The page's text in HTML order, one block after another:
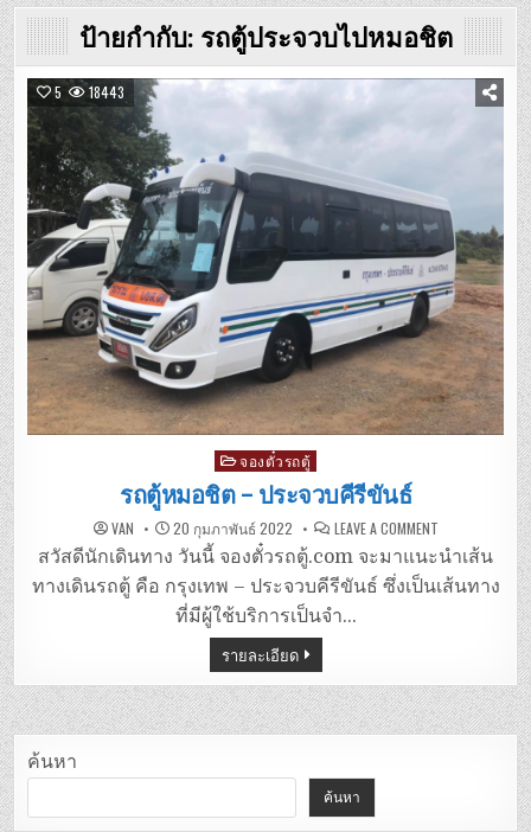
ป้ายกำกับ: รถตู้ประจวบไปหมอชิต
5 18443
Posted
in
จองตั๋วรถตู้
รถตู้หมอชิต – ประจวบคีรีขันธ์
VAN 20 กุมภาพันธ์ 2022 LEAVE A COMMENTON
ตู้
หมอชิต
–
ประจวบคีรีขันธ์
สวัสดีนักเดินทาง วันนี้ จองตั๋วรถตู้.com จะมาแนะนำเส้น
ทางเดินรถตู้ คือ กรุงเทพ – ประจวบคีรีขันธ์ ซึ่งเป็นเส้นทาง
ที่มีผู้ใช้บริการเป็นจำ…
รายละเอียด
ค้นหา
ค้นหา